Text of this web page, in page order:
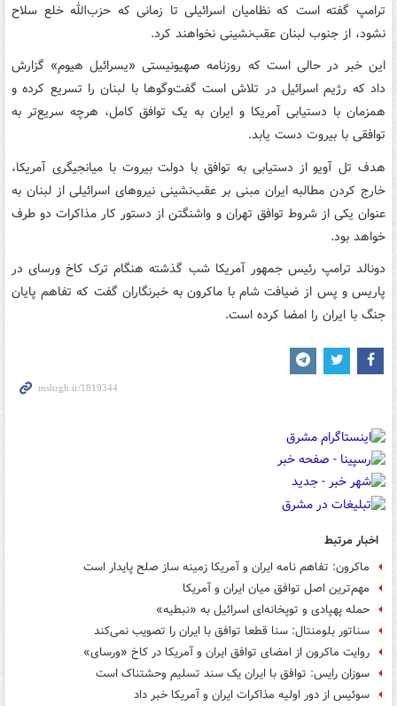
ترامپ گفته است که نظامیان اسرائیلی تا زمانی که حزب‌الله خلع سلاح
نشود، از جنوب لبنان عقب‌نشینی نخواهند کرد.
این خبر در حالی است که روزنامه صهیونیستی «یسرائیل هیوم» گزارش
داد که رژیم اسرائیل در تلاش است گفت‌وگوها با لبنان را تسریع کرده و
همزمان با دستیابی آمریکا و ایران به یک توافق کامل، هرچه سریع‌تر به
توافقی با بیروت دست یابد.
هدف تل آویو از دستیابی به توافق با دولت بیروت با میانجیگری آمریکا،
خارج کردن مطالبه ایران مبنی بر عقب‌نشینی نیروهای اسرائیلی از لبنان به‌
عنوان یکی از شروط توافق تهران و واشنگتن از دستور کار مذاکرات دو طرف
خواهد بود.
دونالد ترامپ رئیس جمهور آمریکا شب گذشته هنگام ترک کاخ ورسای در
پاریس و پس از ضیافت شام با ماکرون به خبرنگاران گفت که تفاهم پایان
جنگ با ایران را امضا کرده است.
اخبار مرتبط
ماکرون: تفاهم نامه ایران و آمریکا زمینه ساز صلح پایدار است
مهم‌ترین اصل توافق میان ایران و آمریکا
حمله پهپادی و توپخانه‌ای اسرائیل به «نبطیه»
سناتور بلومنتال: سنا قطعا توافق با ایران را تصویب نمی‌کند
روایت ماکرون از امضای توافق ایران و آمریکا در کاخ «ورسای»
سوزان رایس: توافق با ایران یک سند تسلیم وحشتناک است
سوئیس از دور اولیه مذاکرات ایران و آمریکا خبر داد